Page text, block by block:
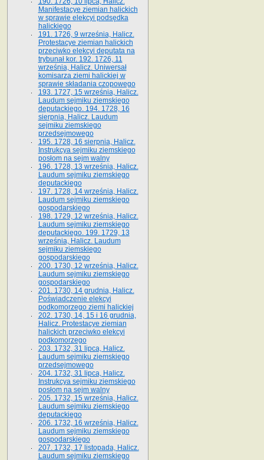
Manifestacye ziemian halickich
w sprawie elekcyi podsędka
halickiego
191. 1726, 9 września, Halicz.
Protestacye ziemian halickich
przeciwko elekcyi deputata na
trybunał kor. 192. 1726, 11
września, Halicz. Uniwersał
komisarza ziemi halickiej w
sprawie składania czopowego
193. 1727, 15 września, Halicz.
Laudum sejmiku ziemskiego
deputackiego. 194. 1728, 16
sierpnia, Halicz. Laudum
sejmiku ziemskiego
przedsejmowego
195. 1728, 16 sierpnia, Halicz.
Instrukcya sejmiku ziemskiego
posłom na sejm walny
196. 1728, 13 września, Halicz.
Laudum sejmiku ziemskiego
deputackiego
197. 1728, 14 września, Halicz.
Laudum sejmiku ziemskiego
gospodarskiego
198. 1729, 12 września, Halicz.
Laudum sejmiku ziemskiego
deputackiego. 199. 1729, 13
września, Halicz. Laudum
sejmiku ziemskiego
gospodarskiego
200. 1730, 12 września, Halicz.
Laudum sejmiku ziemskiego
gospodarskiego
201. 1730, 14 grudnia, Halicz.
Poświadczenie elekcyi
podkomorzego ziemi halickiej
202. 1730, 14, 15 i 16 grudnia,
Halicz. Protestacye ziemian
halickich przeciwko elekcyi
podkomorzego
203. 1732, 31 lipca, Halicz.
Laudum sejmiku ziemskiego
przedsejmowego
204. 1732, 31 lipca, Halicz.
Instrukcya sejmiku ziemskiego
posłom na sejm walny
205. 1732, 15 września, Halicz.
Laudum sejmiku ziemskiego
deputackiego
206. 1732, 16 września, Halicz.
Laudum sejmiku ziemskiego
gospodarskiego
207. 1732, 17 listopada, Halicz.
Laudum sejmiku ziemskiego